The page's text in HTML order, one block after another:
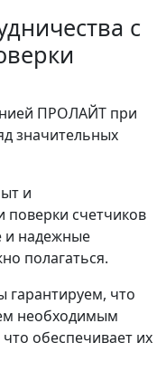
с
ПРОЛАЙТ при
значительных
и
поверки счетчиков
и надежные
полагаться.
гарантируем, что
необходимым
обеспечивает их